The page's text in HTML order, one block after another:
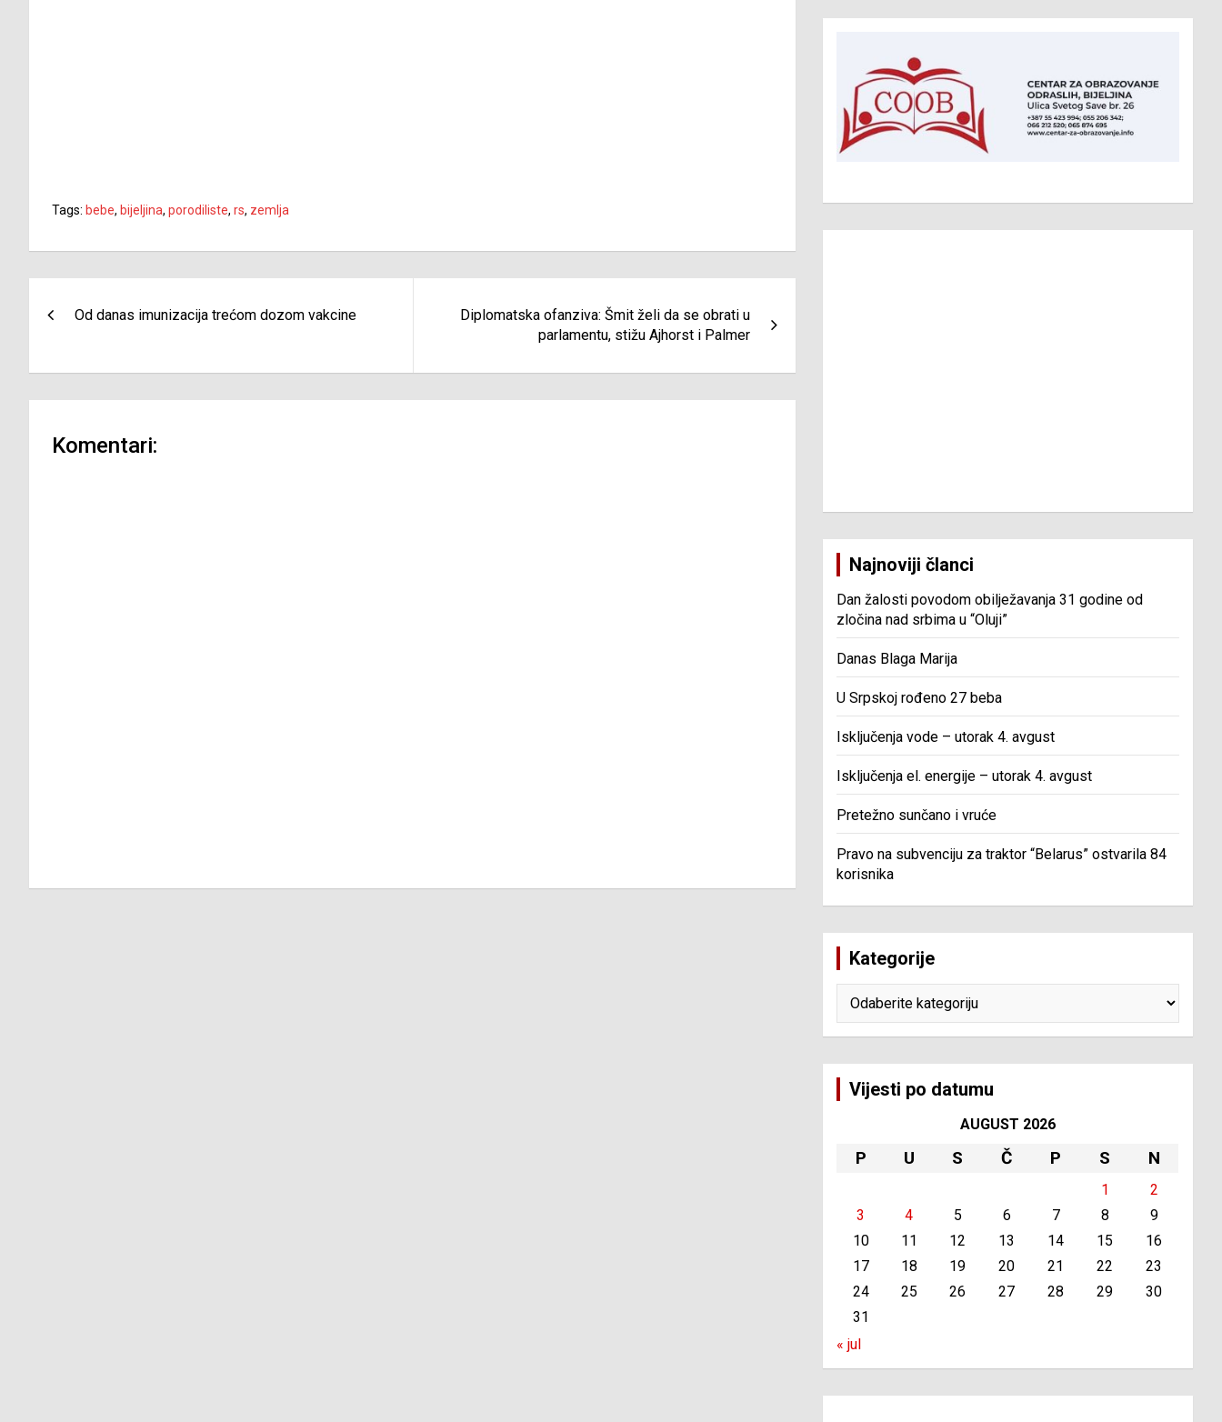
Tags: bebe, bijeljina, porodiliste, rs, zemlja
Od danas imunizacija trećom dozom vakcine
Diplomatska ofanziva: Šmit želi da se obrati u
parlamentu, stižu Ajhorst i Palmer
Komentari:
Najnoviji članci
Dan žalosti povodom obilježavanja 31 godine od
zločina nad srbima u “Oluji”
Danas Blaga Marija
U Srpskoj rođeno 27 beba
Isključenja vode – utorak 4. avgust
Isključenja el. energije – utorak 4. avgust
Pretežno sunčano i vruće
Pravo na subvenciju za traktor “Belarus” ostvarila 84
korisnika
Kategorije
Vijesti po datumu
AUGUST 2026
P U S Č P S N
1
2
3
4 5 6 7 8
9
10
11 12 13 14 15
16
17
18 19 20 21 22
23
24
25 26 27 28 29
30
31
« jul